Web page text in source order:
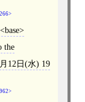
the
12日(水) 19